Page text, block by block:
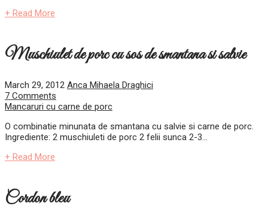
+ Read More
Muschiulet de porc cu sos de smantana si salvie
March 29, 2012 Anca Mihaela Draghici
7 Comments
Mancaruri cu carne de porc
O combinatie minunata de smantana cu salvie si carne de porc.
Ingrediente: 2 muschiuleti de porc 2 felii sunca 2-3...
+ Read More
Cordon bleu